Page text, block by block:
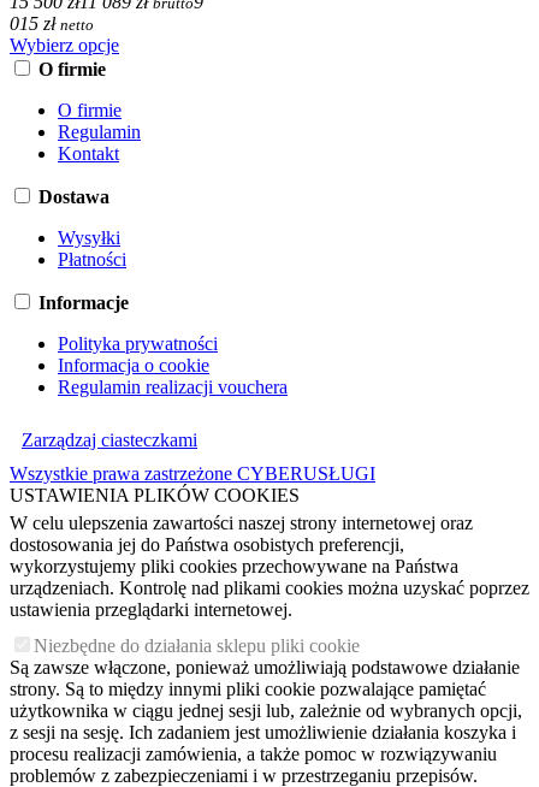
015 zł netto
Wybierz opcje
O firmie
O firmie
Regulamin
Kontakt
Dostawa
Wysyłki
Płatności
Informacje
Polityka prywatności
Informacja o cookie
Regulamin realizacji vouchera
Zarządzaj ciasteczkami
Wszystkie prawa zastrzeżone CYBERUSŁUGI
USTAWIENIA PLIKÓW COOKIES
W celu ulepszenia zawartości naszej strony internetowej oraz
dostosowania jej do Państwa osobistych preferencji,
wykorzystujemy pliki cookies przechowywane na Państwa
urządzeniach. Kontrolę nad plikami cookies można uzyskać poprzez
ustawienia przeglądarki internetowej.
Niezbędne do działania sklepu pliki cookie
Są zawsze włączone, ponieważ umożliwiają podstawowe działanie
strony. Są to między innymi pliki cookie pozwalające pamiętać
użytkownika w ciągu jednej sesji lub, zależnie od wybranych opcji,
z sesji na sesję. Ich zadaniem jest umożliwienie działania koszyka i
procesu realizacji zamówienia, a także pomoc w rozwiązywaniu
problemów z zabezpieczeniami i w przestrzeganiu przepisów.